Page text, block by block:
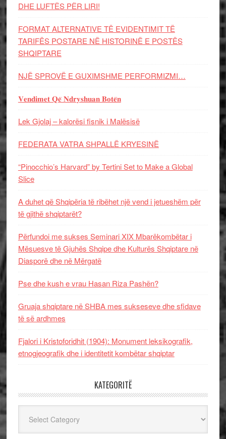
DHE LUFTЁS PЁR LIRI!
FORMAT ALTERNATIVE TË EVIDENTIMIT TË
TARIFËS POSTARE NË HISTORINË E POSTËS
SHQIPTARE
NJË SPROVË E GUXIMSHME PERFORMIZMI…
𝐕𝐞𝐧𝐝𝐢𝐦𝐞𝐭 𝐐𝐞̈ 𝐍𝐝𝐫𝐲𝐬𝐡𝐮𝐚𝐧 𝐁𝐨𝐭𝐞̈𝐧
Lek Gjolaj – kalorësi fisnik i Malësisë
FEDERATA VATRA SHPALLË KRYESINË
“Pinocchio’s Harvard” by Tertini Set to Make a Global
Slice
A duhet që Shqipëria të ribëhet një vend i jetueshëm për
të gjithë shqiptarët?
Përfundoi me sukses Seminari XIX Mbarëkombëtar i
Mësuesve të Gjuhës Shqipe dhe Kulturës Shqiptare në
Diasporë dhe në Mërgatë
Pse dhe kush e vrau Hasan Riza Pashën?
Gruaja shqiptare në SHBA mes sukseseve dhe sfidave
të së ardhmes
Fjalori i Kristoforidhit (1904): Monument leksikografik,
etnogjeografik dhe i identitetit kombëtar shqiptar
KATEGORITË